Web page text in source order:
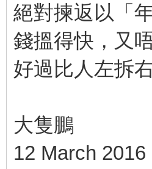
絕對揀返以「
錢搵得快，又
好過比人左拆
大隻鵬
12 March 2016